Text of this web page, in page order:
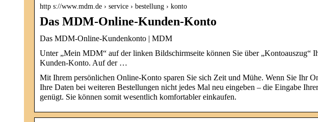
http s://www.mdm.de › service › bestellung › konto
Das MDM-Online-Kunden-Konto
Das MDM-Online-Kundenkonto | MDM
Unter „Mein MDM“ auf der linken Bildschirmseite können Sie über „Kontoauszug“
Kunden-Konto. Auf der …
Mit Ihrem persönlichen Online-Konto sparen Sie sich Zeit und Mühe. Wenn Sie Ihr
Ihre Daten bei weiteren Bestellungen nicht jedes Mal neu eingeben – die Eingabe
genügt. Sie können somit wesentlich komfortabler einkaufen.